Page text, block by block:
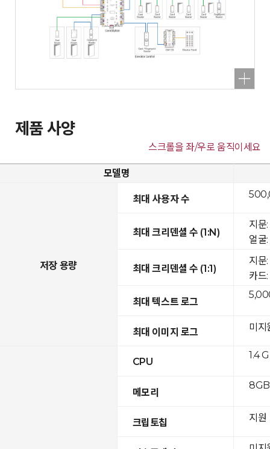
제품 사양
스크롤을 좌/우로 움직이세요
모델명
저장 용량
최대 사용자 수
최대 크리덴셜 수 (1:N)
최대 크리덴셜 수 (1:1)
최대 텍스트 로그
최대 이미지 로그
CPU
메모리
크립토칩
지
얼
지
카
미지
1.4
지원